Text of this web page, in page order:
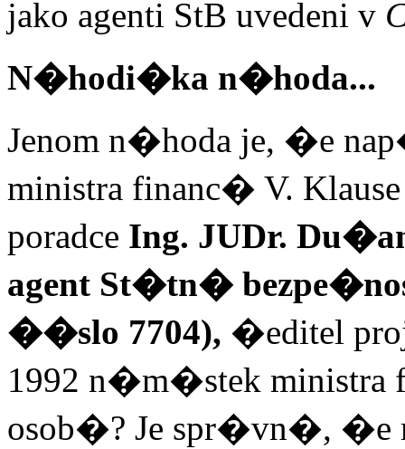
jako agenti StB uvedeni v
N�hodi�ka n�hoda...
Jenom n�hoda je, �e
ministra financ� V.
poradce Ing. JUDr.
agent St�tn�
��slo 7704), �editel
1992 n�m�stek
osob�? Je spr�vn�,